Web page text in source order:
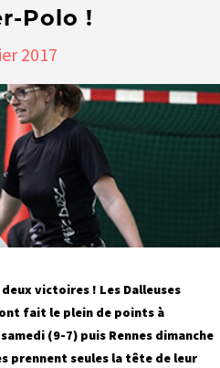
Polo !
2017
victoires ! Les Dalleuses
fait le plein de points à
(9-7) puis Rennes dimanche
prennent seules la tête de leur